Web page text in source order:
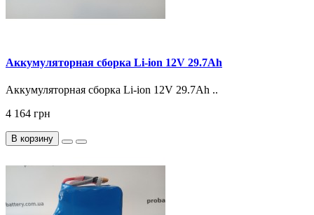
Аккумуляторная сборка Li-ion 12V 29.7Ah
Аккумуляторная сборка Li-ion 12V 29.7Ah ..
4 164 грн
В корзину